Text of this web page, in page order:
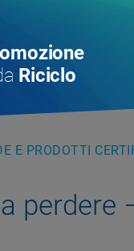
Riciclo
E PRODOTTI
perdere